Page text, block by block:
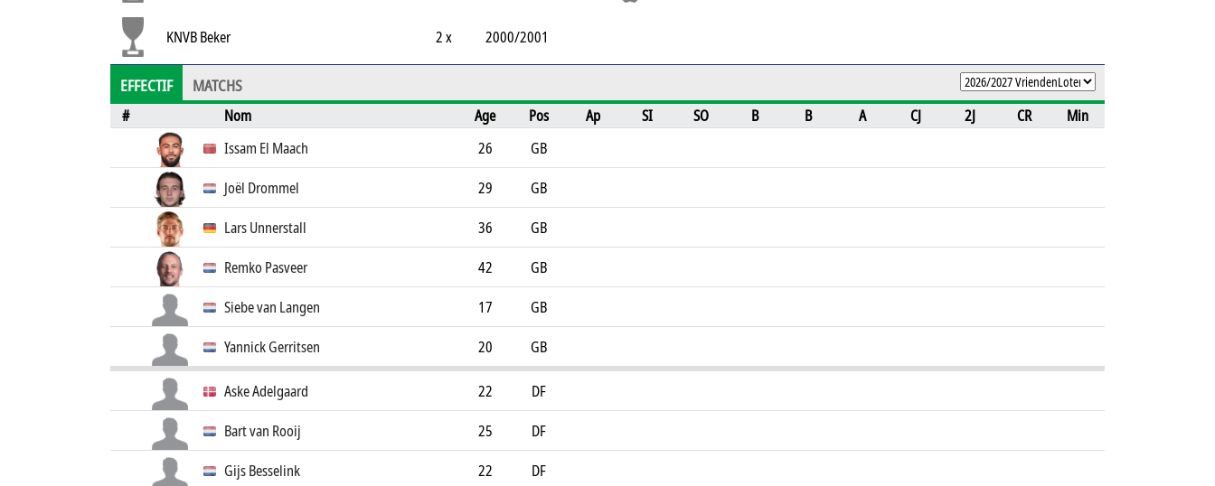
KNVB Beker 2 x 2000/2001
EFFECTIF MATCHS
# Nom Age Pos Ap SI SO B B A CJ 2J CR
Min
Issam El Maach
26
GB
Joël Drommel
29
GB
Lars Unnerstall
36
GB
Remko Pasveer
42
GB
Siebe van Langen
17
GB
Yannick Gerritsen
20 GB
Aske Adelgaard 22
DF
Bart van Rooij
25
DF
Gijs Besselink
22
DF